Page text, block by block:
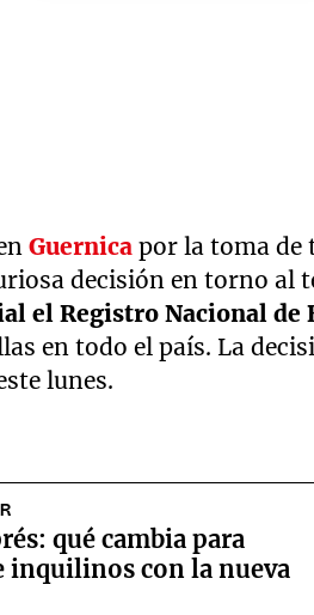
Guernica por la toma de
decisión en torno al
el Registro Nacional de
en todo el país. La
lunes.
qué cambia para
inquilinos con la nueva